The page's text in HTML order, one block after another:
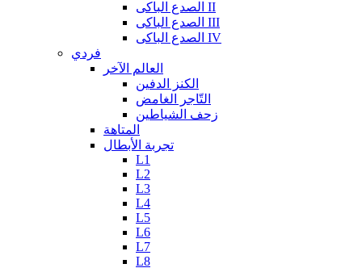
الصدع الباكى II
الصدع الباكى III
الصدع الباكى IV
فردي
العالم الآخر
الكنز الدفين
التّاجر الغامض
زحف الشياطين
المتاهة
تجربة الأبطال
L1
L2
L3
L4
L5
L6
L7
L8